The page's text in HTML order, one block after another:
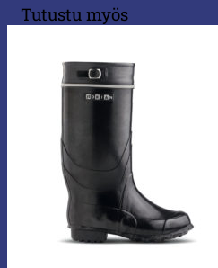
Tutustu myös